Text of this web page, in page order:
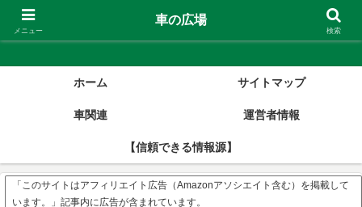
車の広場
ホーム サイトマップ
車関連 運営者情報
【信頼できる情報源】
「このサイトはアフィリエイト広告（Amazonアソシエイト含む）を掲載して
います。」記事内に広告が含まれています。
メニュー
車の広場
検索